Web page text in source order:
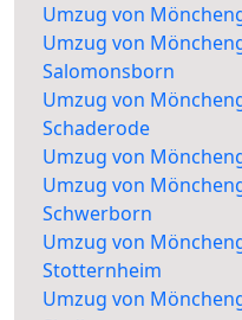
Umzug von
Umzug von
Salomonsborn
Umzug von
Schaderode
Umzug von
Umzug von
Schwerborn
Umzug von
Stotternheim
Umzug von